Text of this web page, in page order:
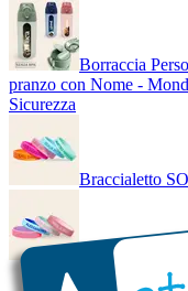
Borraccia
pranzo con Nome -
Sicurezza
Braccialetto
Braccialetto